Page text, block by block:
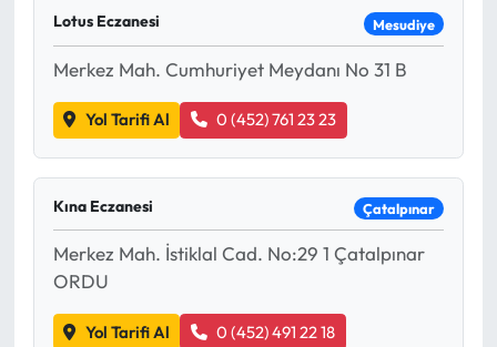
Lotus Eczanesi Mesudiye
Merkez Mah. Cumhuriyet Meydanı No 31 B
Yol Tarifi Al 0 (452) 761 23 23
Kına Eczanesi Çatalpınar
Merkez Mah. İstiklal Cad. No:29 1 Çatalpınar
ORDU
Yol Tarifi Al 0 (452) 491 22 18
Mektup Galeri
Röportaj
Manşet
Karikatür Galeri